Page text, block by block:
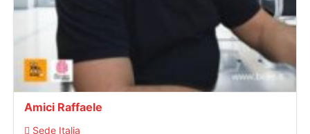
Amici Raffaele
Sede Italia